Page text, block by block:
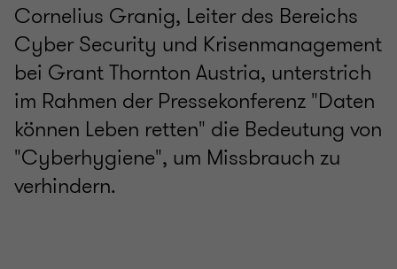
Cornelius Granig, Leiter des Bereichs
Cyber Security und Krisenmanagement
bei Grant Thornton Austria, unterstrich
im Rahmen der Pressekonferenz "Daten
können Leben retten" die Bedeutung von
"Cyberhygiene", um Missbrauch zu
verhindern.